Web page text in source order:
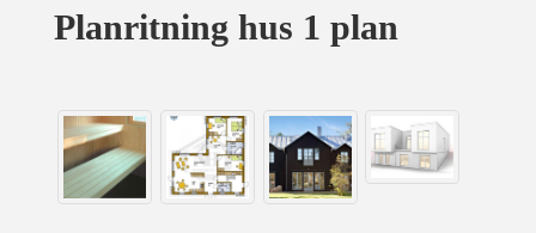
Planritning hus 1 plan